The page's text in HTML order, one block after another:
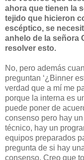
ahora que tienen la
tejido que hicieron
escéptico, se
anhelo de la señora
resolver esto.
No, pero además
preguntan ‘¿Binner
verdad que a mí me
porque la interna es
puede poner de
consenso pero hay
técnico, hay un
equipos preparados
pregunta de si hay
consenso. Creo que